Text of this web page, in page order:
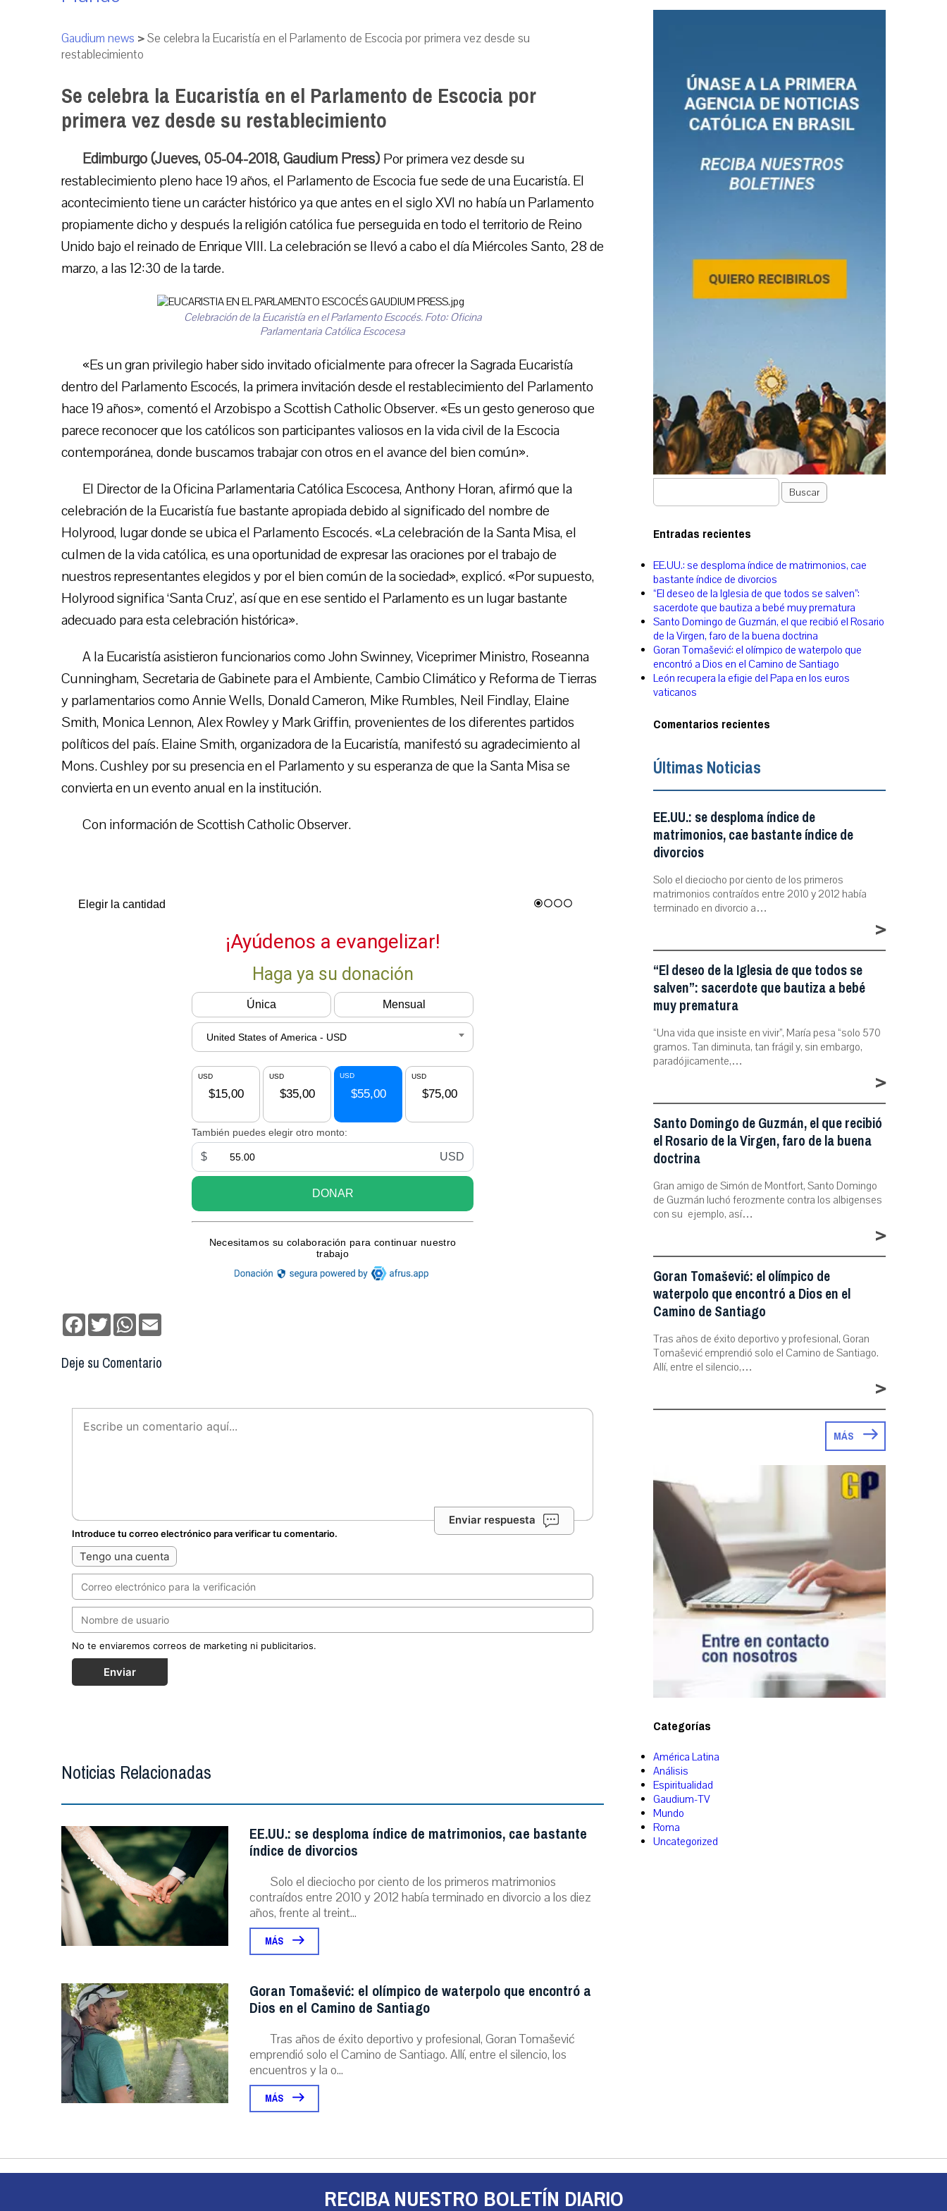
Gaudium news >Se celebra la Eucaristía en el Parlamento de Escocia por primera vez desde su
restablecimiento
Se celebra la Eucaristía en el Parlamento de Escocia por
primera vez desde su restablecimiento
Edimburgo (Jueves, 05-04-2018, Gaudium Press) Por primera vez desde su
restablecimiento pleno hace 19 años, el Parlamento de Escocia fue sede de una Eucaristía. El
acontecimiento tiene un carácter histórico ya que antes en el siglo XVI no había un Parlamento
propiamente dicho y después la religión católica fue perseguida en todo el territorio de Reino
Unido bajo el reinado de Enrique VIII. La celebración se llevó a cabo el día Miércoles Santo, 28 de
marzo, a las 12:30 de la tarde.
Celebración de la Eucaristía en el Parlamento Escocés. Foto: Oficina
Parlamentaria Católica Escocesa
«Es un gran privilegio haber sido invitado oficialmente para ofrecer la Sagrada Eucaristía
dentro del Parlamento Escocés, la primera invitación desde el restablecimiento del Parlamento
hace 19 años», comentó el Arzobispo a Scottish Catholic Observer. «Es un gesto generoso que
parece reconocer que los católicos son participantes valiosos en la vida civil de la Escocia
contemporánea, donde buscamos trabajar con otros en el avance del bien común».
El Director de la Oficina Parlamentaria Católica Escocesa, Anthony Horan, afirmó que la
celebración de la Eucaristía fue bastante apropiada debido al significado del nombre de
Holyrood, lugar donde se ubica el Parlamento Escocés. «La celebración de la Santa Misa, el
culmen de la vida católica, es una oportunidad de expresar las oraciones por el trabajo de
nuestros representantes elegidos y por el bien común de la sociedad», explicó. «Por supuesto,
Holyrood significa ‘Santa Cruz’, así que en ese sentido el Parlamento es un lugar bastante
adecuado para esta celebración histórica».
A la Eucaristía asistieron funcionarios como John Swinney, Viceprimer Ministro, Roseanna
Cunningham, Secretaria de Gabinete para el Ambiente, Cambio Climático y Reforma de Tierras
y parlamentarios como Annie Wells, Donald Cameron, Mike Rumbles, Neil Findlay, Elaine
Smith, Monica Lennon, Alex Rowley y Mark Griffin, provenientes de los diferentes partidos
políticos del país. Elaine Smith, organizadora de la Eucaristía, manifestó su agradecimiento al
Mons. Cushley por su presencia en el Parlamento y su esperanza de que la Santa Misa se
convierta en un evento anual en la institución.
Con información de Scottish Catholic Observer.
Facebook
TwitterWhatsApp
Deje su Comentario
Enviar respuesta
Introduce tu correo electrónico para verificar tu comentario.
Tengo una cuenta
No te enviaremos correos de marketing ni publicitarios.
Enviar
Noticias Relacionadas
EE.UU.: se desploma índice de matrimonios, cae bastante
índice de divorcios
Solo el dieciocho por ciento de los primeros matrimonios
contraídos entre 2010 y 2012 había terminado en divorcio a los diez
años, frente al treint...
MÁS
Goran Tomašević: el olímpico de waterpolo que encontró a
Dios en el Camino de Santiago
Tras años de éxito deportivo y profesional, Goran Tomašević
emprendió solo el Camino de Santiago. Allí, entre el silencio, los
encuentros y la o...
MÁS
Buscar
Entradas recientes
EE.UU.: se desploma índice de matrimonios, cae
bastante índice de divorcios
“El deseo de la Iglesia de que todos se salven”:
sacerdote que bautiza a bebé muy prematura
Santo Domingo de Guzmán, el que recibió el Rosario
de la Virgen, faro de la buena doctrina
Goran Tomašević: el olímpico de waterpolo que
encontró a Dios en el Camino de Santiago
León recupera la efigie del Papa en los euros
vaticanos
Comentarios recientes
Últimas Noticias
EE.UU.: se desploma índice de
matrimonios, cae bastante índice de
divorcios
Solo el dieciocho por ciento de los primeros
matrimonios contraídos entre 2010 y 2012 había
terminado en divorcio a…
>
“El deseo de la Iglesia de que todos se
salven”: sacerdote que bautiza a bebé
muy prematura
“Una vida que insiste en vivir”, María pesa “solo 570
gramos. Tan diminuta, tan frágil y, sin embargo,
paradójicamente,…
>
Santo Domingo de Guzmán, el que recibió
el Rosario de la Virgen, faro de la buena
doctrina
Gran amigo de Simón de Montfort, Santo Domingo
de Guzmán luchó ferozmente contra los albigenses
con su ejemplo, así…
>
Goran Tomašević: el olímpico de
waterpolo que encontró a Dios en el
Camino de Santiago
Tras años de éxito deportivo y profesional, Goran
Tomašević emprendió solo el Camino de Santiago.
Allí, entre el silencio,…
>
MÁS
Categorías
América Latina
Análisis
Espiritualidad
Gaudium-TV
Mundo
Roma
Uncategorized
RECIBA NUESTRO BOLETÍN DIARIO